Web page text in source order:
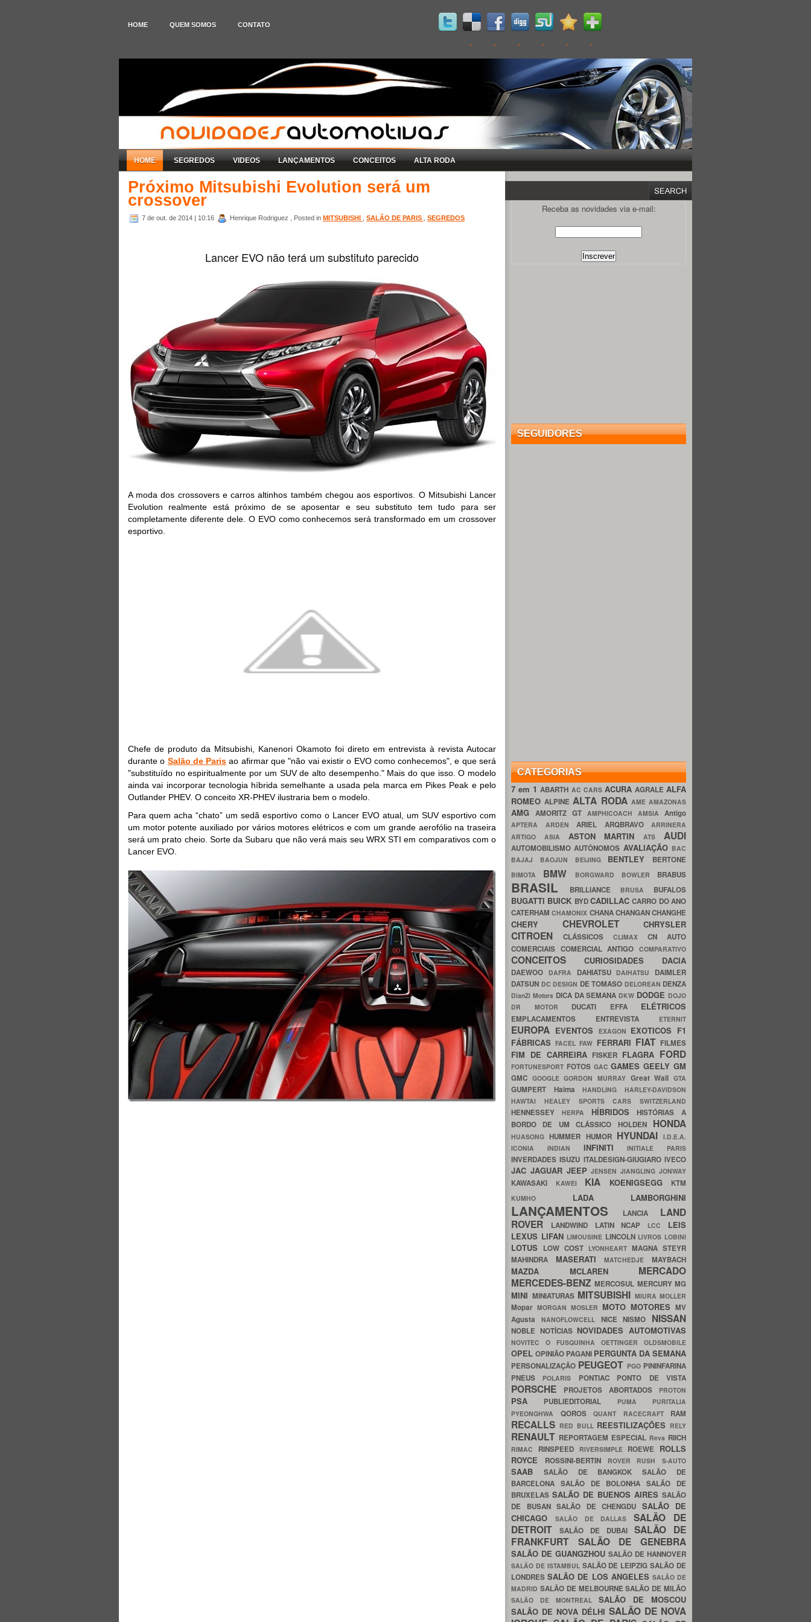
HOME QUEM SOMOS CONTATO
HOME SEGREDOS VIDEOS LANÇAMENTOS CONCEITOS ALTA RODA
Próximo Mitsubishi Evolution será um
crossover
7 de out. de 2014 | 10:16 Henrique Rodriguez , Posted in MITSUBISHI SALÃO DE PARIS SEGREDOS
Lancer EVO não terá um substituto parecido
A moda dos crossovers e carros altinhos também chegou aos esportivos. O Mitsubishi Lancer
Evolution realmente está próximo de se aposentar e seu substituto tem tudo para ser
completamente diferente dele. O EVO como conhecemos será transformado em um crossover
esportivo.
Chefe de produto da Mitsubishi, Kanenori Okamoto foi direto em entrevista à revista Autocar
durante o Salão de Paris ao afirmar que "não vai existir o EVO como conhecemos", e que será
"substituído no espiritualmente por um SUV de alto desempenho." Mais do que isso. O modelo
ainda vai incorporar tecnologia híbrida semelhante a usada pela marca em Pikes Peak e pelo
Outlander PHEV. O conceito XR-PHEV ilustraria bem o modelo.
Para quem acha “chato” um sedã esportivo como o Lancer EVO atual, um SUV esportivo com
um motor potente auxiliado por vários motores elétricos e com um grande aerofólio na traseira
será um prato cheio. Sorte da Subaru que não verá mais seu WRX STI em comparativos com o
Lancer EVO.
Receba as novidades via e-mail:
SEGUIDORES
CATEGORIAS
7 em 1ABARTH AC CARS ACURA AGRALE ALFA
ROMEOALPINEALTA RODA AME AMAZONAS
AMG AMORITZ GT AMPHICOACH AMSIA Antigo
APTERA ARDEN ARIEL ARQBRAVO ARRINERA
ARTIGO ASIA ASTON MARTINATS AUDI
AUTOMOBILISMOAUTÔNOMOS AVALIAÇÃO BAC
BAJAJ BAOJUN BEIJING BENTLEY BERTONE
BIMOTA BMW BORGWARD BOWLER BRABUS
BRASIL BRILLIANCE BRUSA BUFALOS
BUGATTI BUICK BYDCADILLACCARRO DO ANO
CATERHAMCHAMONIX CHANACHANGANCHANGHE
CHERY CHEVROLET CHRYSLER
CITROEN CLÁSSICOS CLIMAX CN AUTO
COMERCIAIS COMERCIAL ANTIGOCOMPARATIVO
CONCEITOS CURIOSIDADES DACIA
DAEWOO DAFRA DAHIATSU DAIHATSU DAIMLER
DATSUN DC DESIGN DE TOMASO DELOREAN DENZA
DianZi Motors DICA DA SEMANA DKW DODGE DOJO
DR MOTOR DUCATI EFFA ELÉTRICOS
EMPLACAMENTOS ENTREVISTA ETERNIT
EUROPA EVENTOS EXAGON EXOTICOS F1
FÁBRICASFACELFAW FERRARI FIAT FILMES
FIM DE CARREIRA FISKER FLAGRA FORD
FORTUNESPORT FOTOS GACGAMESGEELYGM
GMC GOOGLEGORDON MURRAY Great WallGTA
GUMPERT HaimaHANDLINGHARLEY-DAVIDSON
HAWTAI HEALEY SPORTS CARS SWITZERLAND
HENNESSEY HERPA HÍBRIDOSHISTÓRIAS A
BORDO DE UM CLÁSSICO HOLDEN HONDA
HUASONGHUMMER HUMOR HYUNDAI I.D.E.A.
ICONIA INDIAN INFINITIINITIALE PARIS
INVERDADESISUZU ITALDESIGN-GIUGIAROIVECO
JAC JAGUAR JEEPJENSENJIANGLINGJONWAY
KAWASAKI KAWEI KIA KOENIGSEGG KTM
KUMHO LADA LAMBORGHINI
LANÇAMENTOS LANCIA LAND
ROVER
LANDWIND LATIN NCAP LCC LEIS
LEXUS LIFAN LIMOUSINE LINCOLN LIVROS LOBINI
LOTUS LOW COST LYONHEART MAGNA STEYR
MAHINDRA MASERATIMATCHEDJEMAYBACH
MAZDA MCLAREN MERCADO
MERCEDES-BENZMERCOSUL MERCURYMG
MINI MINIATURAS MITSUBISHI MIURA MOLLER
Mopar MORGAN MOSLER MOTO MOTORES MV
Agusta NANOFLOWCELL NICENISMO NISSAN
NOBLE NOTÍCIAS NOVIDADES AUTOMOTIVAS
NOVITEC O FUSQUINHA OETTINGER OLDSMOBILE
OPEL OPINIÃO PAGANI PERGUNTA DA SEMANA
PERSONALIZAÇÃO PEUGEOT PGO PININFARINA
PNEUS
POLARIS PONTIAC PONTO DE VISTA
PORSCHE PROJETOS ABORTADOS PROTON
PSA PUBLIEDITORIAL PUMA PURITALIA
PYEONGHWA QOROS QUANT RACECRAFT RAM
RECALLS RED BULL REESTILIZAÇÕES RELY
RENAULT REPORTAGEM ESPECIAL Reva RIICH
RIMAC RINSPEED RIVERSIMPLE ROEWE ROLLS
ROYCE
ROSSINI-BERTIN ROVER RUSH S-AUTO
SAAB SALÃO DE BANGKOKSALÃO DE
BARCELONA SALÃO DE BOLONHASALÃO DE
BRUXELAS SALÃO DE BUENOS AIRES SALÃO
DE BUSAN SALÃO DE CHENGDU SALÃO DE
CHICAGO
SALÃO DE DALLASSALÃO DE
DETROIT
SALÃO DE DUBAI SALÃO DE
FRANKFURT SALÃO DE GENEBRA
SALÃO DE GUANGZHOU SALÃO DE HANNOVER
SALÃO DE ISTAMBUL SALÃO DE LEIPZIGSALÃO DE
LONDRESSALÃO DE LOS ANGELES SALÃO DE
MADRID SALÃO DE MELBOURNESALÃO DE MILÃO
SALÃO DE MONTREAL SALÃO DE MOSCOU
SALÃO DE NOVA DÉLHI SALÃO DE NOVA